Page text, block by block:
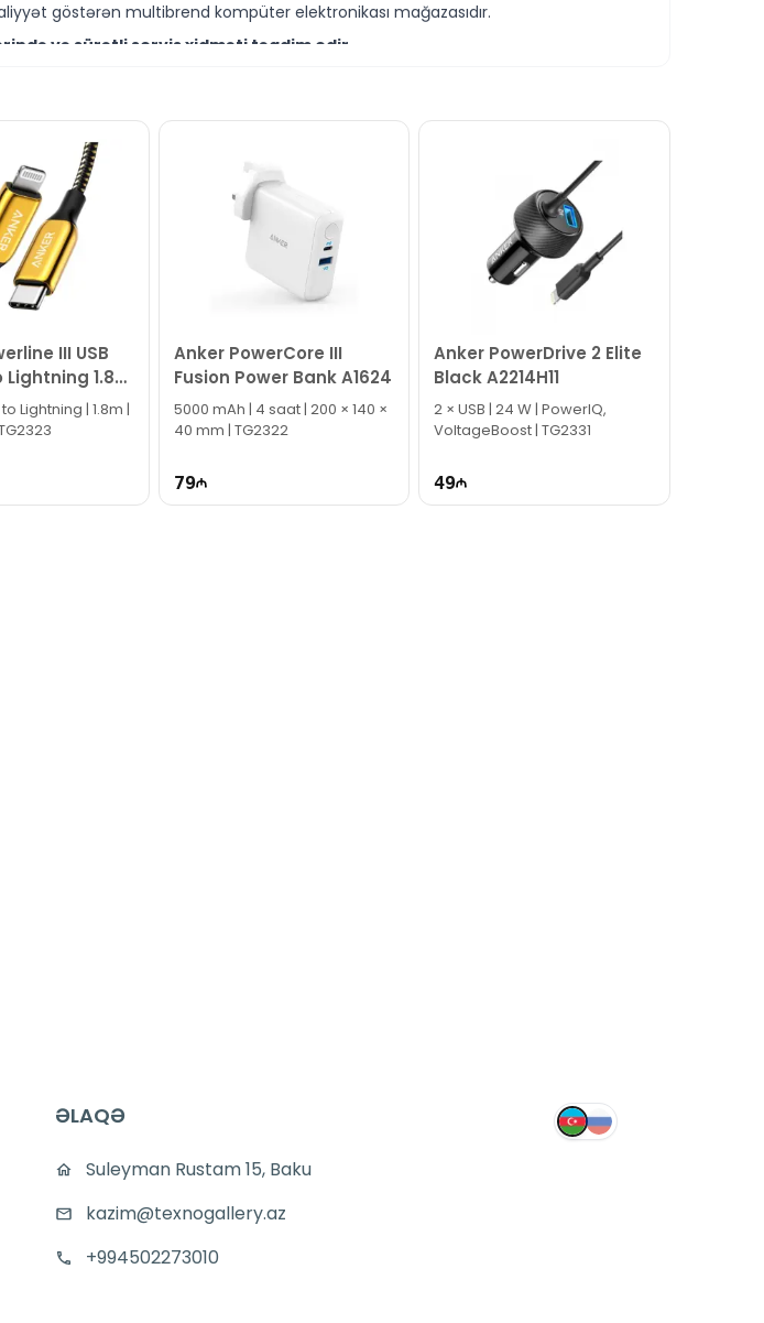
göstərən multibrend kompüter elektronikası mağazasıdır.
və sürətli servis xidməti təqdim edir.
NƏĞD, KÖÇÜRMƏ həmçinin KREDİT şərtləri ilə əldə edə bilərsiniz.
suallarınızı saytımız vasitəsilə bizə yaza bilərsiniz.
10:00-19:00 saatlarında aktivdir.
saytımızın canlı dəstək xəttində cavablandırmağa hər daim
WhatsApp nömrəmizə mesaj göndərə bilərsiniz.
III USB
1.8
Lightning | 1.8m |
Anker PowerCore III
Fusion Power Bank A1624
5000 mAh | 4 saat | 200 × 140 ×
40 mm | TG2322
79
Anker PowerDrive 2 Elite
Black A2214H11
2 × USB | 24 W | PowerIQ,
VoltageBoost | TG2331
49
ƏLAQƏ
Suleyman Rustam 15, Baku
kazim@texnogallery.az
+994502273010